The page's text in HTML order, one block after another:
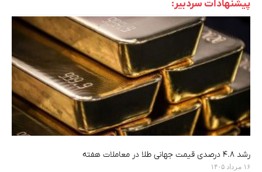
پیشنهادات سردبیر:
رشد ۴.۸ درصدی قیمت جهانی طلا در معاملات هفته
۱۶ مرداد ۱۴۰۵